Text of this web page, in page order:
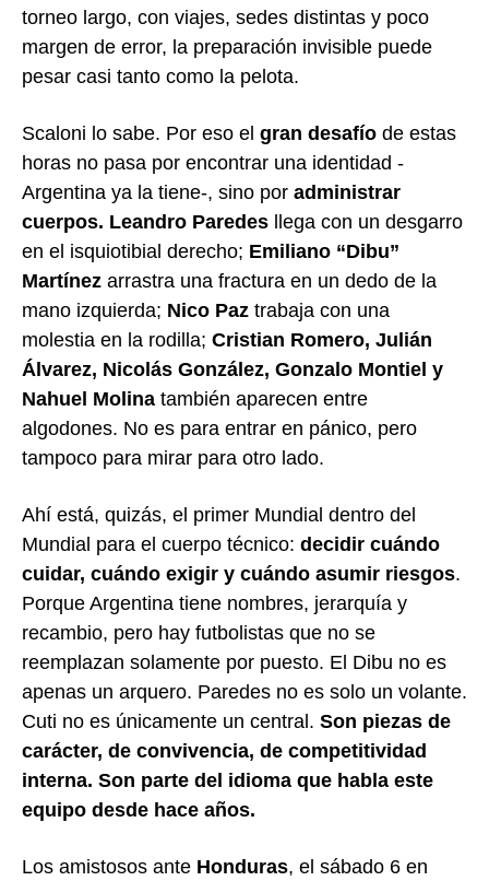
torneo largo, con viajes, sedes distintas y poco
margen de error, la preparación invisible puede
pesar casi tanto como la pelota.
Scaloni lo sabe. Por eso el gran desafío de estas
horas no pasa por encontrar una identidad -
Argentina ya la tiene-, sino por administrar
cuerpos. Leandro Paredes llega con un desgarro
en el isquiotibial derecho; Emiliano “Dibu”
Martínez arrastra una fractura en un dedo de la
mano izquierda; Nico Paz trabaja con una
molestia en la rodilla; Cristian Romero, Julián
Álvarez, Nicolás González, Gonzalo Montiel y
Nahuel Molina también aparecen entre
algodones. No es para entrar en pánico, pero
tampoco para mirar para otro lado.
Ahí está, quizás, el primer Mundial dentro del
Mundial para el cuerpo técnico: decidir cuándo
cuidar, cuándo exigir y cuándo asumir riesgos.
Porque Argentina tiene nombres, jerarquía y
recambio, pero hay futbolistas que no se
reemplazan solamente por puesto. El Dibu no es
apenas un arquero. Paredes no es solo un volante.
Cuti no es únicamente un central. Son piezas de
carácter, de convivencia, de competitividad
interna. Son parte del idioma que habla este
equipo desde hace años.
Los amistosos ante Honduras, el sábado 6 en